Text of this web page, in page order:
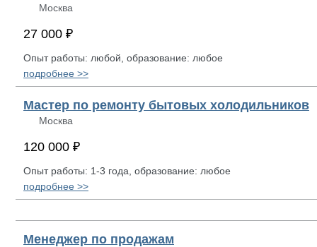
Москва
27 000 ₽
Опыт работы: любой, образование: любое
подробнее >>
Мастер по ремонту бытовых холодильников
Москва
120 000 ₽
Опыт работы: 1-3 года, образование: любое
подробнее >>
Менеджер по продажам